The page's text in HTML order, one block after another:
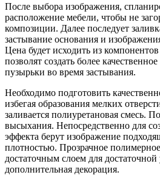
После выбора изображения,
расположение мебели, чтобы не
композиции. Далее последует
застывание основания и
Цена будет исходить из
позволят создать более
пузырьки во время застывания.
Необходимо подготовить
избегая образования мелких
заливается полиуретановая смесь.
высыхания. Непосредственно для
эффекта берут изображение
плотностью. Прозрачное
достаточным слоем для
дополнительная декорация.